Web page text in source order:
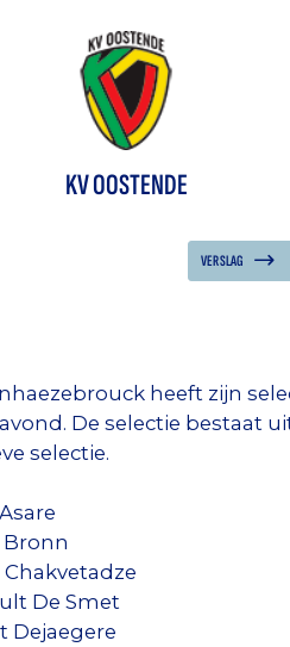
KV OOSTENDE
VERSLAG
heeft zijn
De selectie bestaat
selectie.
Bronn
De Smet
Dejaegere